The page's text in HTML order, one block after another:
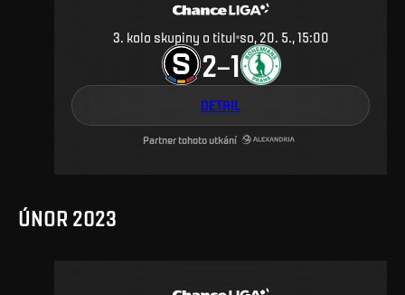
3. kolo skupiny o titul so, 20. 5., 15:00
2–1
DETAIL
Partner tohoto utkání
ÚNOR 2023